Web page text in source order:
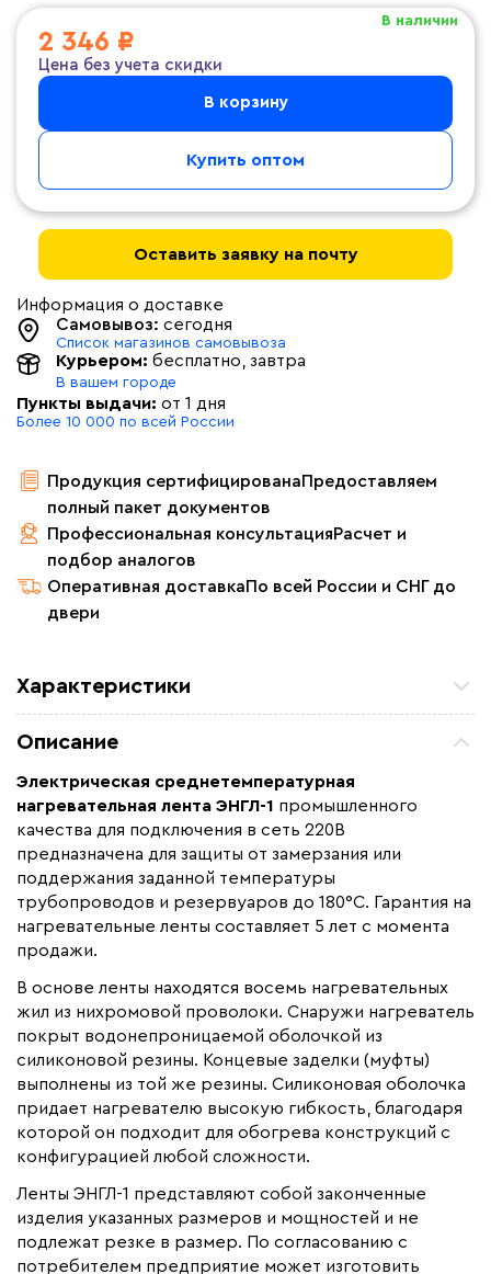
В наличии
2 346 ₽
Цена без учета скидки
В корзину
Купить оптом
Оставить заявку на почту
Информация о доставке
Самовывоз: сегодня
Список магазинов самовывоза
Курьером: бесплатно , завтра
В вашем городе
Пункты выдачи: от 1 дня
Более 10 000 по всей России
Продукция сертифицированаПредоставляем
полный пакет документов
Профессиональная консультацияРасчет и
подбор аналогов
Оперативная доставкаПо всей России и СНГ до
двери
Характеристики
нефте -газопроводов, Для
резервуаров и емкостей
Монтаж
Макс. рабочая температура (C)
Ширина (мм) 24
Толщина (мм)
Страна производства
Гарантия (год)
Срок службы(год)
Область применения Промышленный обогрев
Коллекция
Нагревательные ленты
Бренд ГК ТЕРМ
Материал Силиконовая резина
Минимальный радиус изгиба (мм)
Описание
Электрическая среднетемпературная
нагревательная лента ЭНГЛ-1 промышленного
качества для подключения в сеть 220В
предназначена для защиты от замерзания или
поддержания заданной температуры
трубопроводов и резервуаров до 180°С. Гарантия на
нагревательные ленты составляет 5 лет с момента
продажи.
В основе ленты находятся восемь нагревательных
жил из нихромовой проволоки. Снаружи нагреватель
покрыт водонепроницаемой оболочкой из
силиконовой резины. Концевые заделки (муфты)
выполнены из той же резины. Силиконовая оболочка
придает нагревателю высокую гибкость, благодаря
которой он подходит для обогрева конструкций с
конфигурацией любой сложности.
Ленты ЭНГЛ-1 представляют собой законченные
изделия указанных размеров и мощностей и не
подлежат резке в размер. По согласованию с
потребителем предприятие может изготовить